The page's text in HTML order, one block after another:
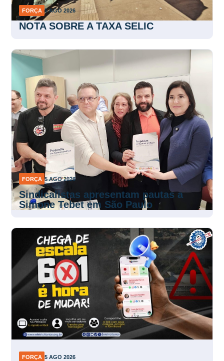
FORÇA 5 AGO 2026
NOTA SOBRE A TAXA SELIC
FORÇA 5 AGO 2026
Sindicalistas apresentam pautas a
Simone Tebet em São Paulo
FORÇA 5 AGO 2026